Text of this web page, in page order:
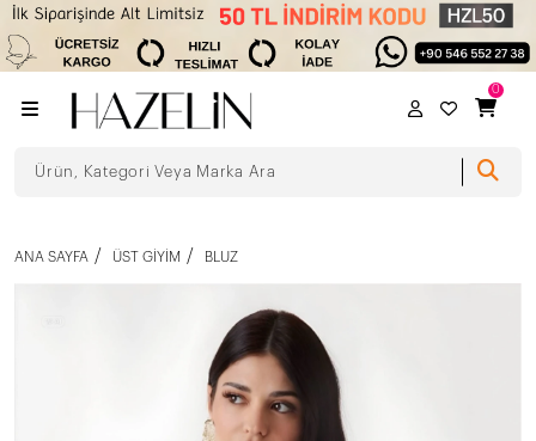
0
ANA SAYFA ÜST GIYIM BLUZ